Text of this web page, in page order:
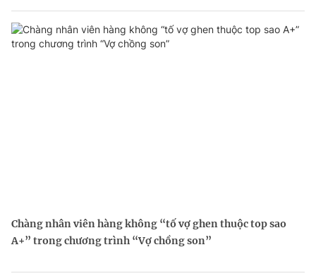
Chàng nhân viên hàng không “tố vợ ghen thuộc top sao
A+” trong chương trình “Vợ chồng son”